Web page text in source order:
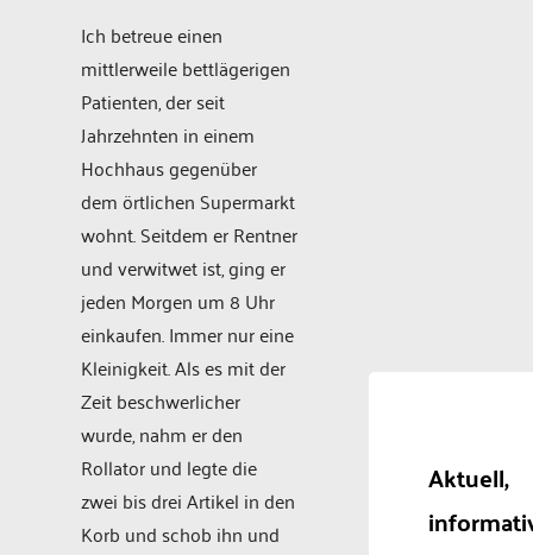
Ich betreue einen
mittlerweile bettlägerigen
Patienten, der seit
Jahrzehnten in einem
Hochhaus gegenüber
dem örtlichen Supermarkt
wohnt. Seitdem er Rentner
und verwitwet ist, ging er
jeden Morgen um 8 Uhr
einkaufen. Immer nur eine
Kleinigkeit. Als es mit der
Zeit beschwerlicher
wurde, nahm er den
Rollator und legte die
zwei bis drei Artikel in den
Korb und schob ihn und
Aktuell,